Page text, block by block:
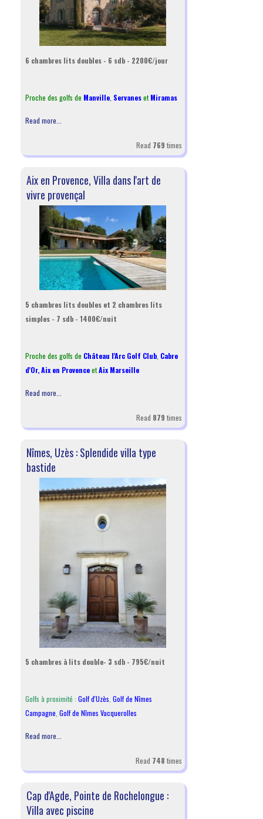
6 chambres lits doubles - 6 sdb - 2200€/jour
Proche des golfs de Manville, ServanesetMiramas
Read more...
Read 769 times
Aix en Provence, Villa dans l'art de
vivre provençal
5 chambres lits doubles et 2 chambres lits
simples - 7 sdb - 1400€/nuit
Proche des golfs de Château l'Arc Golf Club, Cabre
d'Or,Aix en ProvenceetAix Marseille
Read more...
Read 879 times
Nîmes, Uzès : Splendide villa type
bastide
5 chambres à lits double- 3 sdb - 795€/nuit
Golfs à proximité : Golf d'Uzès Golf de Nîmes
Campagne Golf de Nîmes Vacquerolles
Read more...
Read 748 times
Cap d'Agde, Pointe de Rochelongue :
Villa avec piscine